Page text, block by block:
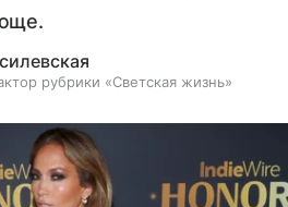
рубрики «Светская жизнь»